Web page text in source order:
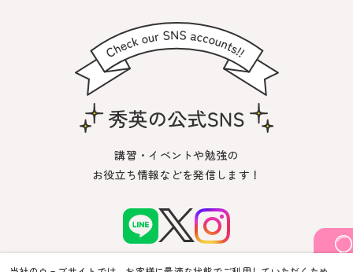
講習・イベントや勉強の
お役立ち情報などを発信します！